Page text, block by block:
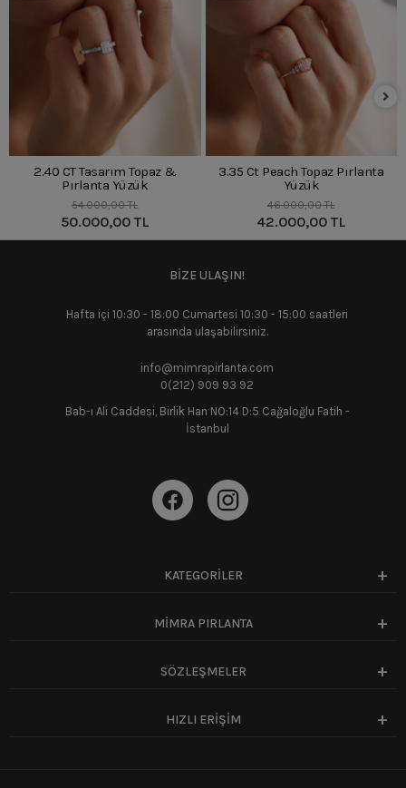
2.40 CT Tasarım Topaz &
Pırlanta Yüzük
54.000,00 TL
50.000,00 TL
3.35 Ct Peach Topaz Pırlanta
Yüzük
46.000,00 TL
42.000,00 TL
BİZE ULAŞIN!
Hafta içi 10:30 - 18:00 Cumartesi 10:30 - 15:00 saatleri
arasında ulaşabilirsiniz.
info@mimrapirlanta.com
0(212) 909 93 92
Bab-ı Ali Caddesi, Birlik Han NO:14 D:5 Cağaloğlu Fatih -
İstanbul
KATEGORİLER
MİMRA PIRLANTA
SÖZLEŞMELER
HIZLI ERİŞİM